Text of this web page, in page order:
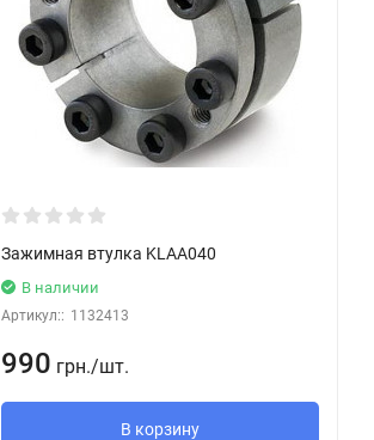
Зажимная втулка KLAA040
В наличии
Артикул:: 1132413
990 грн./шт.
В корзину